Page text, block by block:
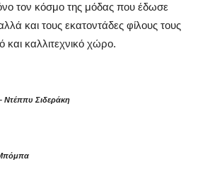
τον κόσμο της μόδας που έδωσε
και τους εκατοντάδες φίλους τους
και καλλιτεχνικό χώρο.
Ντέππυ Σιδεράκη
Μπόμπα